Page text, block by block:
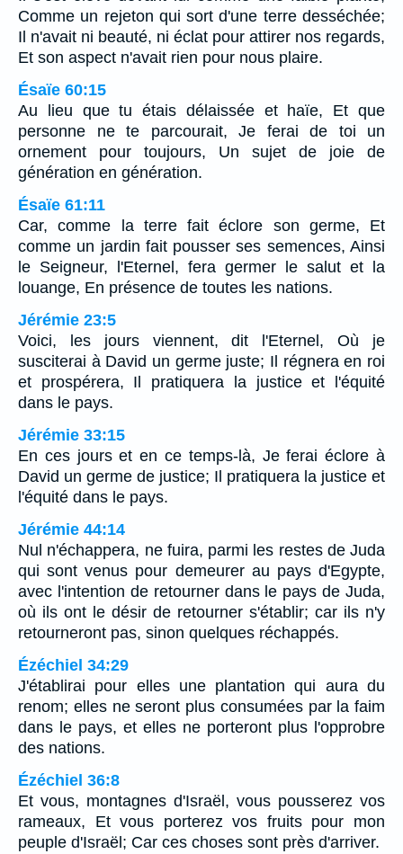
Comme un rejeton qui sort d'une terre desséchée;
Il n'avait ni beauté, ni éclat pour attirer nos regards,
Et son aspect n'avait rien pour nous plaire.
Ésaïe 60:15
Au lieu que tu étais délaissée et haïe, Et que
personne ne te parcourait, Je ferai de toi un
ornement pour toujours, Un sujet de joie de
génération en génération.
Ésaïe 61:11
Car, comme la terre fait éclore son germe, Et
comme un jardin fait pousser ses semences, Ainsi
le Seigneur, l'Eternel, fera germer le salut et la
louange, En présence de toutes les nations.
Jérémie 23:5
Voici, les jours viennent, dit l'Eternel, Où je
susciterai à David un germe juste; Il régnera en roi
et prospérera, Il pratiquera la justice et l'équité
dans le pays.
Jérémie 33:15
En ces jours et en ce temps-là, Je ferai éclore à
David un germe de justice; Il pratiquera la justice et
l'équité dans le pays.
Jérémie 44:14
Nul n'échappera, ne fuira, parmi les restes de Juda
qui sont venus pour demeurer au pays d'Egypte,
avec l'intention de retourner dans le pays de Juda,
où ils ont le désir de retourner s'établir; car ils n'y
retourneront pas, sinon quelques réchappés.
Ézéchiel 34:29
J'établirai pour elles une plantation qui aura du
renom; elles ne seront plus consumées par la faim
dans le pays, et elles ne porteront plus l'opprobre
des nations.
Ézéchiel 36:8
Et vous, montagnes d'Israël, vous pousserez vos
rameaux, Et vous porterez vos fruits pour mon
peuple d'Israël; Car ces choses sont près d'arriver.